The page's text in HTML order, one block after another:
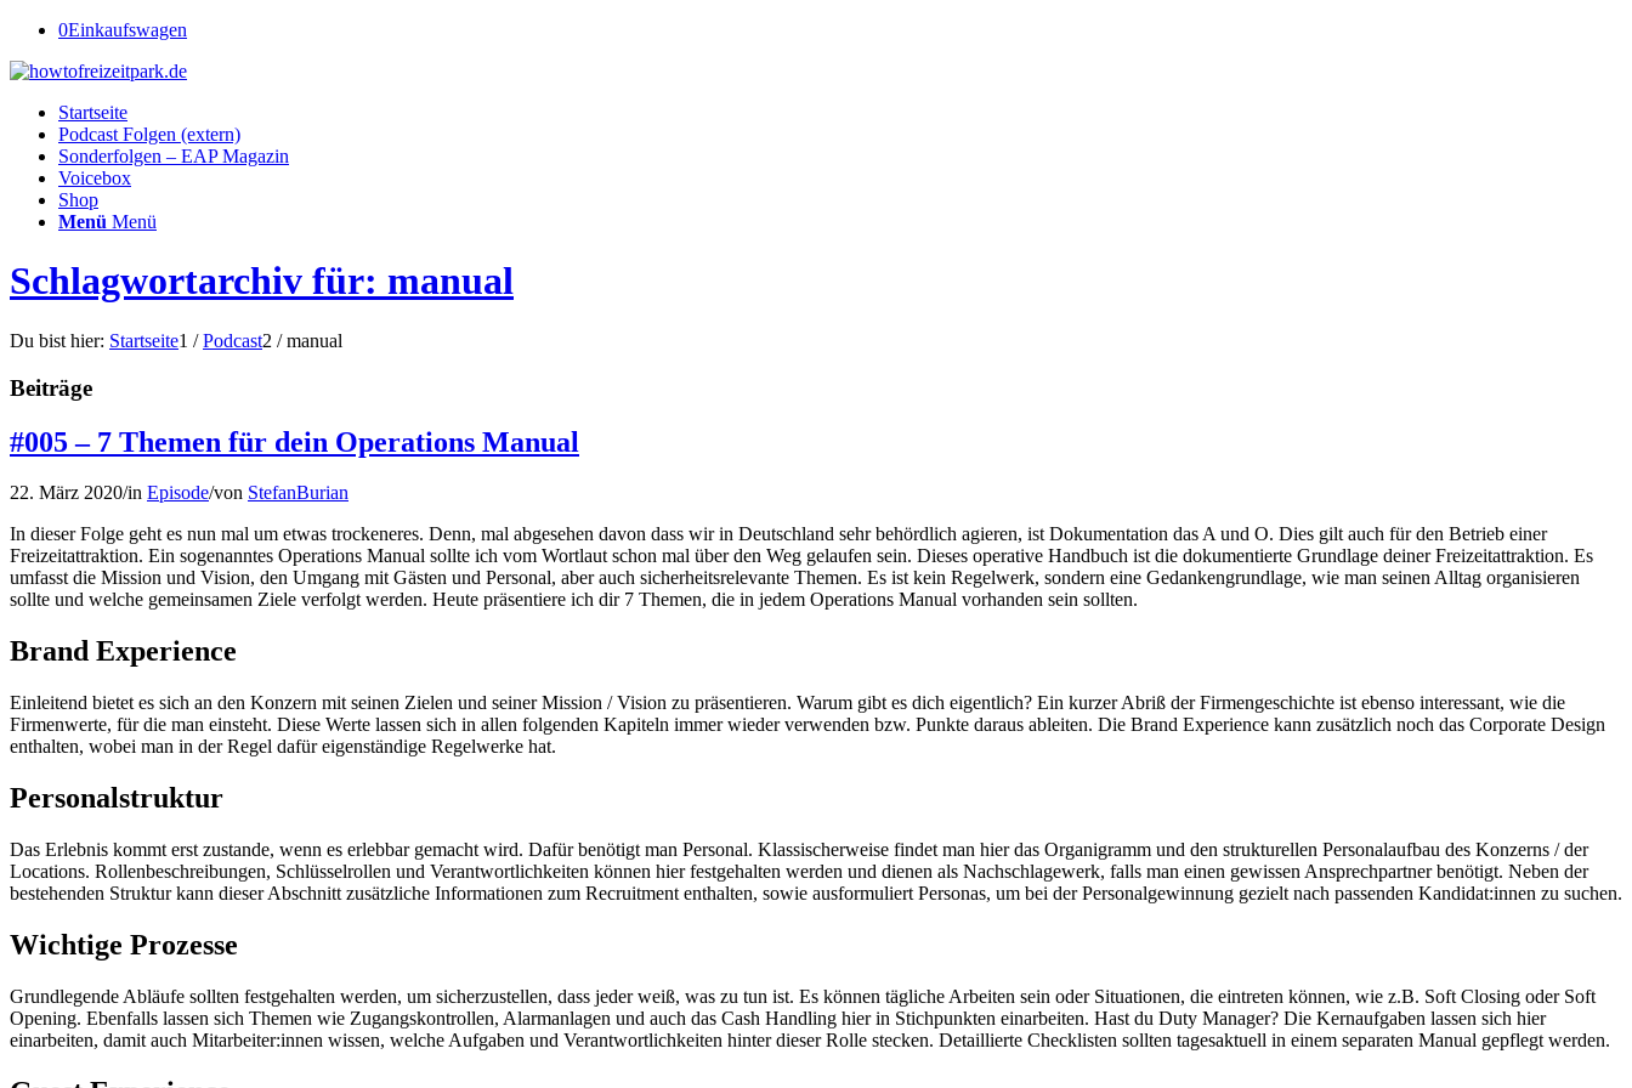
0Einkaufswagen
Startseite
Podcast Folgen (extern)
Sonderfolgen – EAP Magazin
Voicebox
Shop
Menü Menü
Schlagwortarchiv für: manual
Du bist hier: Startseite1 / Podcast2 / manual
Beiträge
#005 – 7 Themen für dein Operations Manual
22. März 2020/in Episode/von StefanBurian
In dieser Folge geht es nun mal um etwas trockeneres. Denn, mal abgesehen davon dass wir in Deutschland sehr behördlich agieren, ist Dokumentation das A und O. Dies gilt auch für den Betrieb einer
Freizeitattraktion. Ein sogenanntes Operations Manual sollte ich vom Wortlaut schon mal über den Weg gelaufen sein. Dieses operative Handbuch ist die dokumentierte Grundlage deiner Freizeitattraktion. Es
umfasst die Mission und Vision, den Umgang mit Gästen und Personal, aber auch sicherheitsrelevante Themen. Es ist kein Regelwerk, sondern eine Gedankengrundlage, wie man seinen Alltag organisieren
sollte und welche gemeinsamen Ziele verfolgt werden. Heute präsentiere ich dir 7 Themen, die in jedem Operations Manual vorhanden sein sollten.
Brand Experience
Einleitend bietet es sich an den Konzern mit seinen Zielen und seiner Mission / Vision zu präsentieren. Warum gibt es dich eigentlich? Ein kurzer Abriß der Firmengeschichte ist ebenso interessant, wie die
Firmenwerte, für die man einsteht. Diese Werte lassen sich in allen folgenden Kapiteln immer wieder verwenden bzw. Punkte daraus ableiten. Die Brand Experience kann zusätzlich noch das Corporate Design
enthalten, wobei man in der Regel dafür eigenständige Regelwerke hat.
Personalstruktur
Das Erlebnis kommt erst zustande, wenn es erlebbar gemacht wird. Dafür benötigt man Personal. Klassischerweise findet man hier das Organigramm und den strukturellen Personalaufbau des Konzerns / der
Locations. Rollenbeschreibungen, Schlüsselrollen und Verantwortlichkeiten können hier festgehalten werden und dienen als Nachschlagewerk, falls man einen gewissen Ansprechpartner benötigt. Neben der
bestehenden Struktur kann dieser Abschnitt zusätzliche Informationen zum Recruitment enthalten, sowie ausformuliert Personas, um bei der Personalgewinnung gezielt nach passenden Kandidat:innen zu suchen.
Wichtige Prozesse
Grundlegende Abläufe sollten festgehalten werden, um sicherzustellen, dass jeder weiß, was zu tun ist. Es können tägliche Arbeiten sein oder Situationen, die eintreten können, wie z.B. Soft Closing oder Soft
Opening. Ebenfalls lassen sich Themen wie Zugangskontrollen, Alarmanlagen und auch das Cash Handling hier in Stichpunkten einarbeiten. Hast du Duty Manager? Die Kernaufgaben lassen sich hier
einarbeiten, damit auch Mitarbeiter:innen wissen, welche Aufgaben und Verantwortlichkeiten hinter dieser Rolle stecken. Detaillierte Checklisten sollten tagesaktuell in einem separaten Manual gepflegt werden.